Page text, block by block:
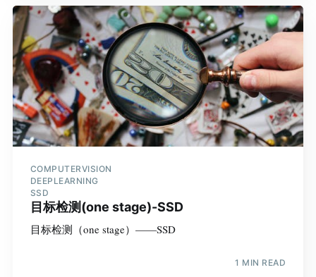
COMPUTERVISION
DEEPLEARNING
SSD
目标检测(one stage)-SSD
目标检测（one stage）——SSD
1 MIN READ